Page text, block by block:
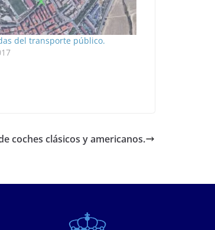
del transporte público.
coches clásicos y americanos.